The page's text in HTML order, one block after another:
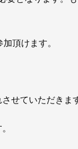
頂けます。
せていただきます